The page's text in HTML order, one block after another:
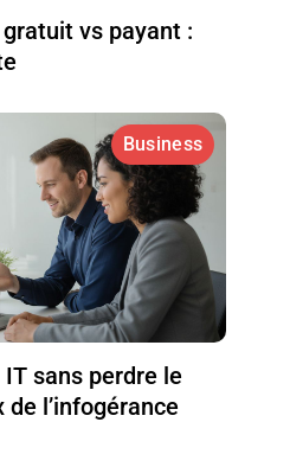
vs payant :
Business
sans perdre le
l’infogérance